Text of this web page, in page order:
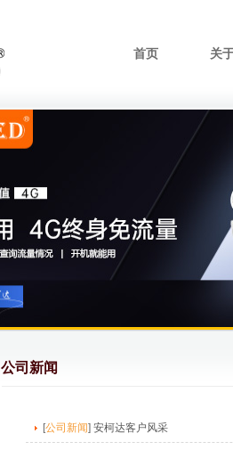
首页 关
公司新闻
[公司新闻]安柯达客户风采